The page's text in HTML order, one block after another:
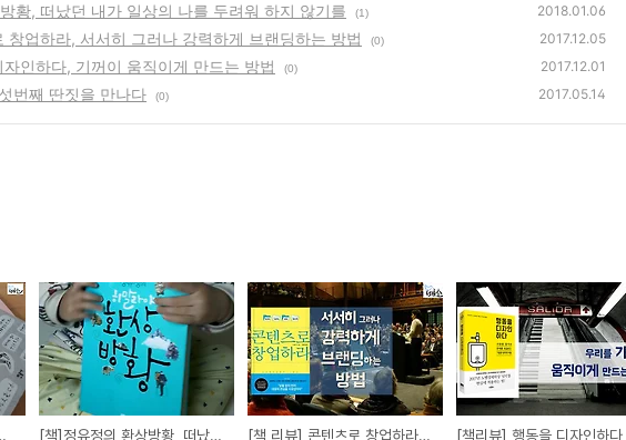
황, 떠났던 내가 일상의 나를 두려워 하지 않기를 (1) 2018.01.06
창업하라, 서서히 그러나 강력하게 브랜딩하는 방법 (0) 2017.12.05
인하다, 기꺼이 움직이게 만드는 방법 (0) 2017.12.01
번째 딴짓을 만나다 (0) 2017.05.14
꾸는 작은가게 [책]정유정의 환상방황, 떠났던 내가 일상의 나를 두려워 하지 않기를 [책 리뷰] 콘텐츠로 창업하라, 서서히 그러나 강력하게 브랜딩하는 방법